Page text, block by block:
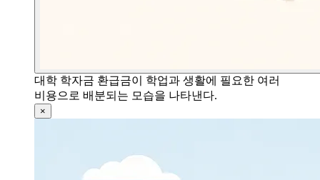
대학 학자금 환급금이 학업과 생활에 필요한 여러
비용으로 배분되는 모습을 나타낸다.
×